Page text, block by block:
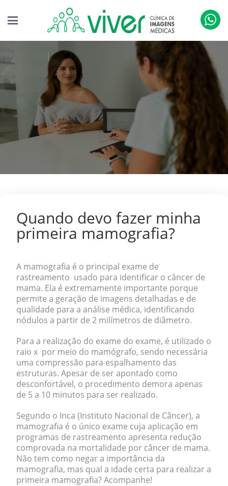
Quando devo fazer minha
primeira mamografia?
A mamografia é o principal exame de
rastreamento usado para identificar o câncer de
mama. Ela é extremamente importante porque
permite a geração de imagens detalhadas e de
qualidade para a análise médica, identificando
nódulos a partir de 2 milímetros de diâmetro.
Para a realização do exame do exame, é utilizado o
raio x por meio do mamógrafo, sendo necessária
uma compressão para espalhamento das
estruturas. Apesar de ser apontado como
desconfortável, o procedimento demora apenas
de 5 a 10 minutos para ser realizado.
Segundo o Inca (Instituto Nacional de Câncer), a
mamografia é o único exame cuja aplicação em
programas de rastreamento apresenta redução
comprovada na mortalidade por câncer de mama.
Não tem como negar a importância da
mamografia, mas qual a idade certa para realizar a
primeira mamografia?Acompanhe!